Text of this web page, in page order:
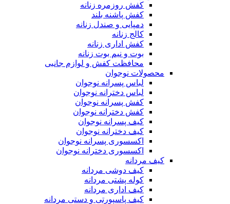
کفش روزمره زنانه
کفش پاشنه بلند
دمپایی و صندل زنانه
کالج زنانه
کفش اداری زنانه
بوت و نیم بوت زنانه
محافظت کفش و لوازم جانبی
محصولات نوجوان
لباس پسرانه نوجوان
لباس دخترانه نوجوان
کفش پسرانه نوجوان
کفش دخترانه نوجوان
کیف پسرانه نوجوان
کیف دخترانه نوجوان
اکسسوری پسرانه نوجوان
اکسسوری دخترانه نوجوان
کیف مردانه
کیف دوشی مردانه
کوله پشتی مردانه
کیف اداری مردانه
کیف پاسپورتی و دستی مردانه